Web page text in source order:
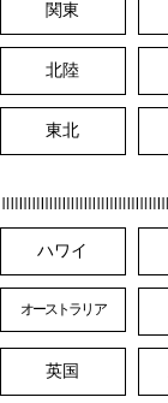
関東
北陸
東北
ハワイ
オーストラリア
英国